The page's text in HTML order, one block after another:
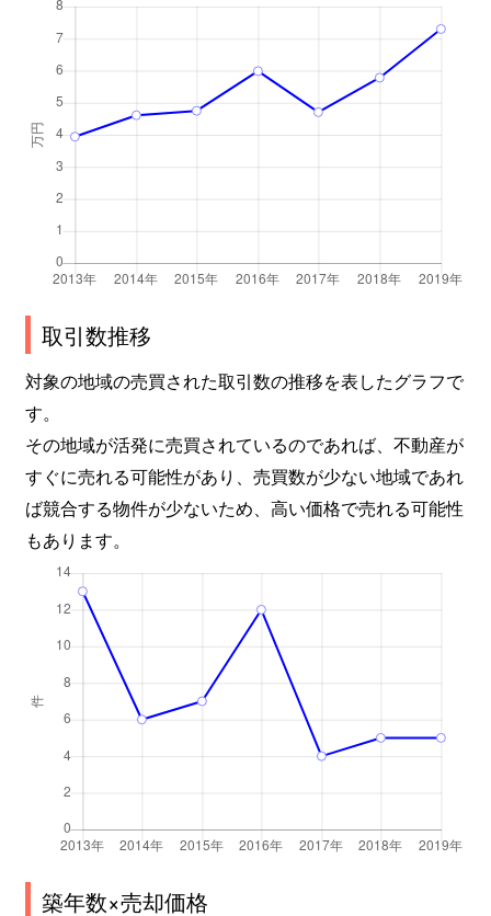
取引数推移
対象の地域の売買された取引数の推移を表したグラフで
す。
その地域が活発に売買されているのであれば、不動産が
すぐに売れる可能性があり、売買数が少ない地域であれ
ば競合する物件が少ないため、高い価格で売れる可能性
もあります。
築年数×売却価格